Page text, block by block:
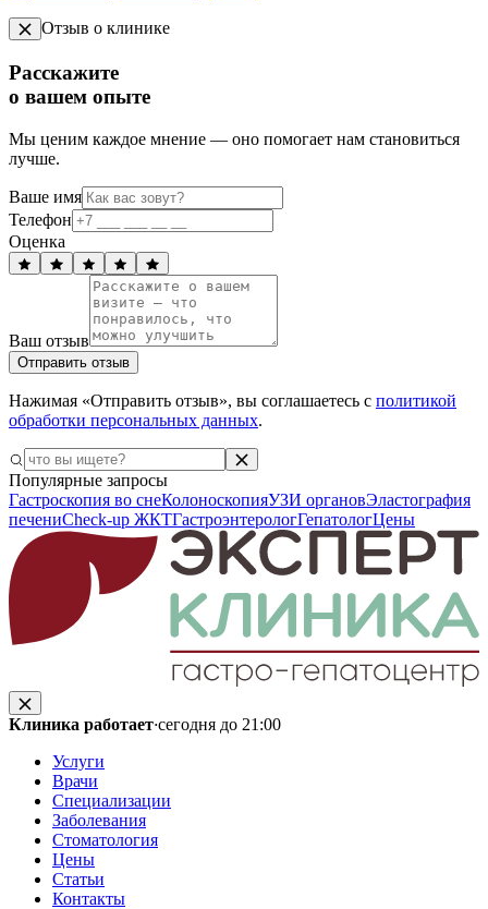
Отзыв о клинике
Расскажите
о вашем опыте
Мы ценим каждое мнение — оно помогает нам становиться
лучше.
Ваше имя
Телефон
Оценка
Ваш отзыв
Отправить отзыв
Нажимая «Отправить отзыв», вы соглашаетесь с политикой
обработки персональных данных.
Популярные запросы
Гастроскопия во снеКолоноскопияУЗИ органовЭластография
печениCheck-up ЖКТГастроэнтерологГепатологЦены
Клиника работает·сегодня до 21:00
Услуги
Врачи
Специализации
Заболевания
Стоматология
Цены
Статьи
Контакты